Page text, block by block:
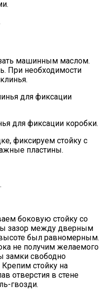
машинным маслом.
При необходимости
для фиксации коробки.
фиксируем стойку с
пластины.
боковую стойку со
зазор между дверным
был равномерным.
не получим желаемого
замки свободно
стойку на
отверстия в стене
гвозди.